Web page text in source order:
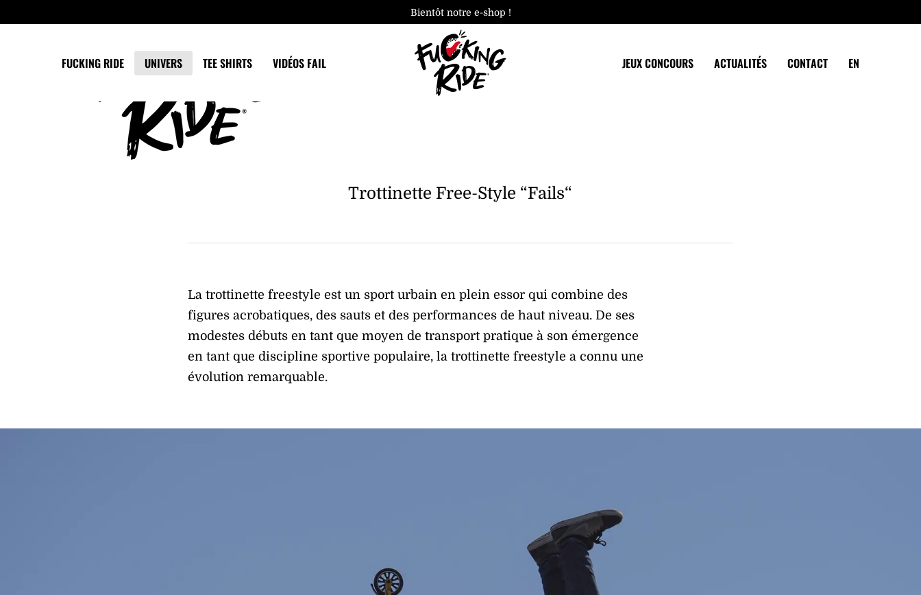
Bientôt notre e-shop !
FUCKING RIDE UNIVERS TEE SHIRTS VIDÉOS FAIL JEUX CONCOURS ACTUALITÉS CONTACT EN
Trottinette Free-Style “Fails“
La trottinette freestyle est un sport urbain en plein essor qui combine des
figures acrobatiques, des sauts et des performances de haut niveau. De ses
modestes débuts en tant que moyen de transport pratique à son émergence
en tant que discipline sportive populaire, la trottinette freestyle a connu une
évolution remarquable.